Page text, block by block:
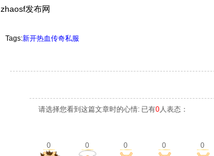
zhaosf发布网
Tags:新开热血传奇私服
请选择您看到这篇文章时的心情: 已有0人表态：
0 0 0 0 0